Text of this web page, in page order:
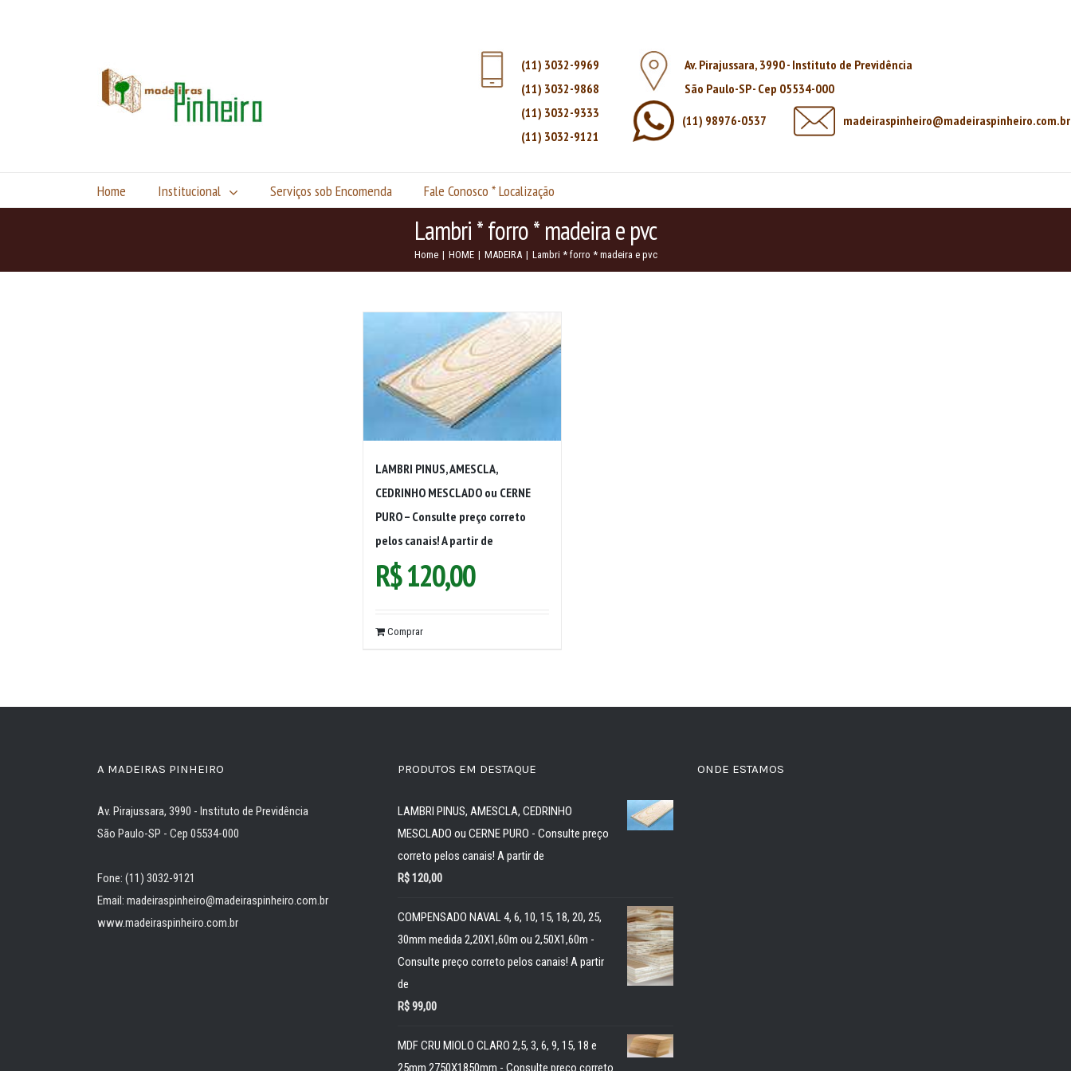
(11) 3032-9969
(11) 3032-9868
(11) 3032-9333
(11) 3032-9121
Av. Pirajussara, 3990 - Instituto de Previdência
São Paulo-SP - Cep 05534-000
(11) 98976-0537
madeiraspinheiro@madeiraspinheiro.com.br
Home Institucional Serviços sob Encomenda Fale Conosco * Localização
Lambri * forro * madeira e pvc
Home | HOME | MADEIRA | Lambri * forro * madeira e pvc
LAMBRI PINUS, AMESCLA,
CEDRINHO MESCLADO ou CERNE
PURO – Consulte preço correto
pelos canais! A partir de
R$120,00
Comprar
A MADEIRAS PINHEIRO
Av. Pirajussara, 3990 - Instituto de Previdência
São Paulo-SP - Cep 05534-000
Fone: (11) 3032-9121
Email: madeiraspinheiro@madeiraspinheiro.com.br
www.madeiraspinheiro.com.br
PRODUTOS EM DESTAQUE
LAMBRI PINUS, AMESCLA, CEDRINHO
MESCLADO ou CERNE PURO - Consulte preço
correto pelos canais! A partir de
R$120,00
COMPENSADO NAVAL 4, 6, 10, 15, 18, 20, 25,
30mm medida 2,20X1,60m ou 2,50X1,60m -
Consulte preço correto pelos canais! A partir
de
R$99,00
MDF CRU MIOLO CLARO 2,5, 3, 6, 9, 15, 18 e
25mm 2750X1850mm - Consulte preço correto
ONDE ESTAMOS